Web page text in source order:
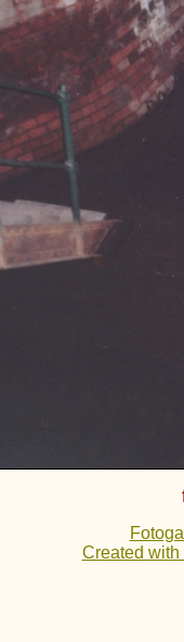
Created with